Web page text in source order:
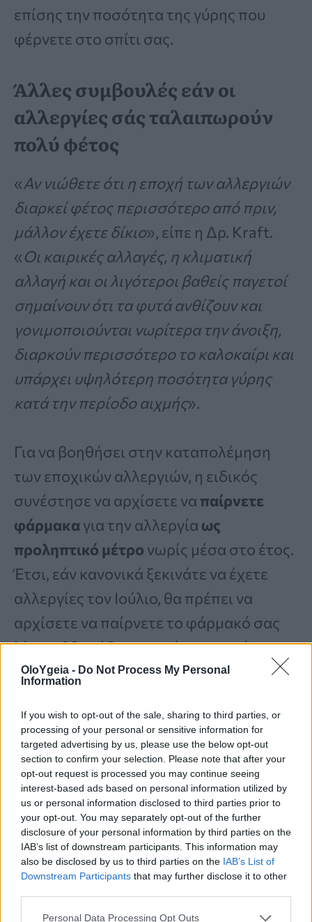
OloYgeia - Do Not Process My Personal
Information
If you wish to opt-out of the sale, sharing to third parties, or
processing of your personal or sensitive information for
targeted advertising by us, please use the below opt-out
section to confirm your selection. Please note that after your
opt-out request is processed you may continue seeing
interest-based ads based on personal information utilized by
us or personal information disclosed to third parties prior to
your opt-out. You may separately opt-out of the further
disclosure of your personal information by third parties on the
IAB’s list of downstream participants. This information may
also be disclosed by us to third parties on the IAB’s List of
Downstream Participants that may further disclose it to other
Personal Data Processing Opt Outs
επίσης την ποσότητα της γύρης που
φέρνετε στο σπίτι σας.
Άλλες συμβουλές εάν οι
αλλεργίες σάς ταλαιπωρούν
πολύ φέτος
«Αν νιώθετε ότι η εποχή των αλλεργιών
διαρκεί φέτος περισσότερο από πριν,
μάλλον έχετε δίκιο», είπε η Δρ. Kraft.
«Οι καιρικές αλλαγές, η κλιματική
αλλαγή και οι λιγότεροι βαθείς παγετοί
σημαίνουν ότι τα φυτά ανθίζουν και
γονιμοποιούνται νωρίτερα την άνοιξη,
διαρκούν περισσότερο το καλοκαίρι και
υπάρχει υψηλότερη ποσότητα γύρης
κατά την περίοδο αιχμής».
Για να βοηθήσει στην καταπολέμηση
των εποχικών αλλεργιών, η ειδικός
συνέστησε να αρχίσετε να παίρνετε
φάρμακα για την αλλεργία ως
προληπτικό μέτρο νωρίς μέσα στο έτος.
Έτσι, εάν κανονικά ξεκινάτε να έχετε
αλλεργίες τον Ιούλιο, θα πρέπει να
αρχίσετε να παίρνετε το φάρμακό σας
λίγες εβδομάδες πριν, ώστε το φάρμακο
να έχει χρόνο να συσσωρευτεί στο
Μόλις βρεθείτε στο κέντρο της εποχής
των αλλεργιών, οιρινικές πλύσεις με
φυσιολογικό ορόμπορούν να σας
βοηθήσουν να ξεπλύνετε τα
αλλεργιογόνα. « Αν φοράτε γυαλιά ηλίου
ή καπέλο, μπορεί να μειώσει την
μαλλιά και τα μάτια σας», εξήγησε ο Δρ.